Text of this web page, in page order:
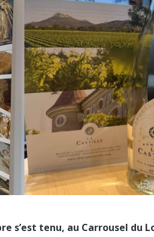
s’est tenu, au Carrousel du